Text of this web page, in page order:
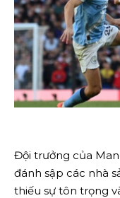
Đội trưởng của
đánh sập các nhà
thiếu sự tôn trọng